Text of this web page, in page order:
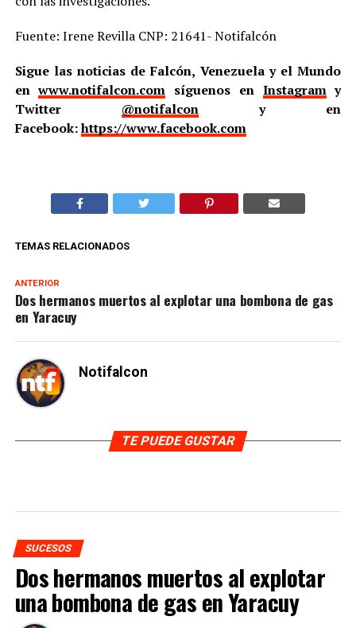
Fuente: Irene Revilla CNP: 21641- Notifalcón
Sigue las noticias de Falcón, Venezuela y el Mundo
enwww.notifalcon.com síguenos en Instagramy
Twitter @notifalcony en
Facebook:https://www.facebook.com
TEMAS RELACIONADOS
ANTERIOR
Dos hermanos muertos al explotar una bombona de gas
en Yaracuy
Notifalcon
TE PUEDE GUSTAR
SUCESOS
Dos hermanos muertos al explotar
una bombona de gas en Yaracuy